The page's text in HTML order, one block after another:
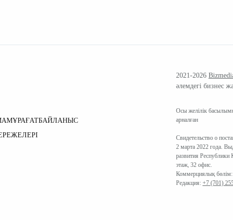
МҰРАҒАТБАЙЛАНЫС
2021-2026
әлемдегі бизнес
Осы желілік
арналған
Свидетельство о
2 марта 2022 года.
развития Республики
этаж, 32 офис.
Коммерциялық бөлім:
Редакция: +7 (701)